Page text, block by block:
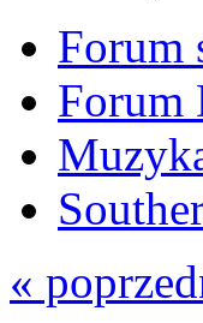
Forum
Forum
«